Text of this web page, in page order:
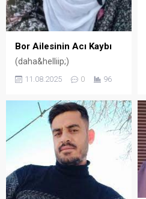
Bor Ailesinin Acı Kaybı
(daha&helliip;)
11.08.2025 0 96